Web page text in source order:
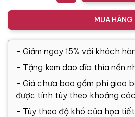
MUA HÀNG
- Giảm ngay 15% với khách
- Tặng kem dao dĩa thìa nến
- Giá chưa bao gồm phí giao
được tính tùy theo khoảng
- Tùy theo độ khó của họa